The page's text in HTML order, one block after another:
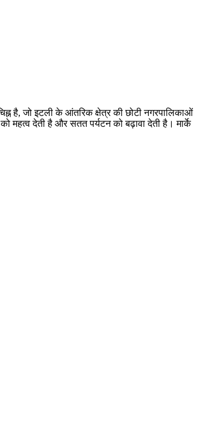
है, जो इटली के आंतरिक क्षेत्र की छोटी नगरपालिकाओं
महत्व देती है और सतत पर्यटन को बढ़ावा देती है। मार्के